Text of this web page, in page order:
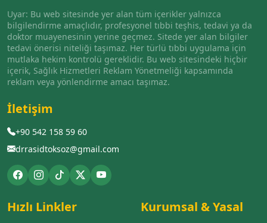
Uyar: Bu web sitesinde yer alan tüm içerikler yalnızca
bilgilendirme amaçlıdır, profesyonel tıbbi teşhis, tedavi ya da
doktor muayenesinin yerine geçmez. Sitede yer alan bilgiler
tedavi önerisi niteliği taşımaz. Her türlü tıbbi uygulama için
mutlaka hekim kontrolü gereklidir. Bu web sitesindeki hiçbir
içerik, Sağlık Hizmetleri Reklam Yönetmeliği kapsamında
reklam veya yönlendirme amacı taşımaz.
İletişim
+90 542 158 59 60
drrasidtoksoz@gmail.com
Hızlı Linkler Kurumsal & Yasal